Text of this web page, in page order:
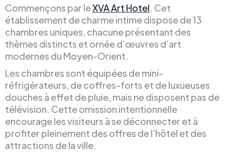
Commençons par leXVA Art Hotel. Cet
établissement de charme intime dispose de 13
chambres uniques, chacune présentant des
thèmes distincts et ornée d’œuvres d’art
modernes du Moyen-Orient.
Les chambres sont équipées de mini-
réfrigérateurs, de coffres-forts et de luxueuses
douches à effet de pluie, mais ne disposent pas de
télévision. Cette omission intentionnelle
encourage les visiteurs à se déconnecter et à
profiter pleinement des offres de l’hôtel et des
attractions de la ville.